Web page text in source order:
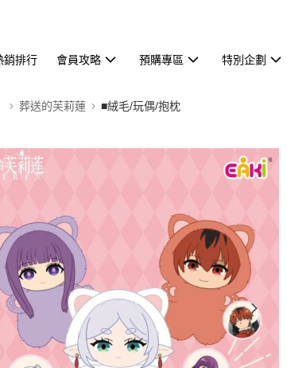
銷排行 會員攻略 預購專區 特別企劃
葬送的芙莉蓮 ■絨毛/玩偶/抱枕